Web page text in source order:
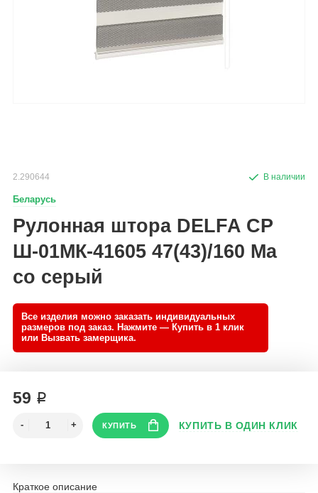
2.290644
Беларусь
Рулонная штора DELFA СР
Ш-01МК-41605 47(43)/160 Ма
со серый
59 ₽
Краткое описание